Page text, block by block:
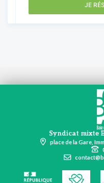
JE
Syndicat mixte
place de la Gare,